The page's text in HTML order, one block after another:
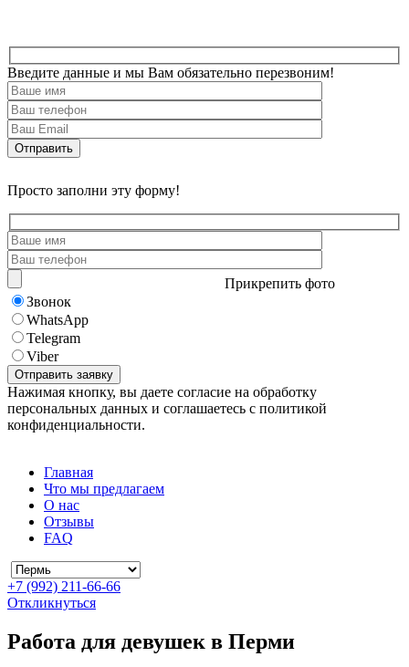
Введите данные и мы Вам обязательно перезвоним!
Просто заполни эту форму!
Прикрепить фото
Звонок
WhatsApp
Telegram
Viber
Нажимая кнопку, вы даете согласие на обработку
персональных данных и соглашаетесь с политикой
конфиденциальности.
Главная
Что мы предлагаем
О нас
Отзывы
FAQ
+7 (992) 211-66-66
Откликнуться
Работа для девушек в Перми